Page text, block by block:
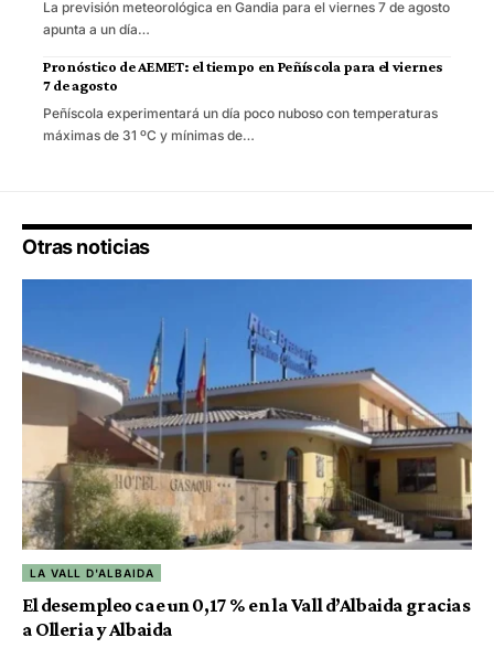
La previsión meteorológica en Gandia para el viernes 7 de agosto
apunta a un día…
Pronóstico de AEMET: el tiempo en Peñíscola para el viernes
7 de agosto
Peñíscola experimentará un día poco nuboso con temperaturas
máximas de 31 ºC y mínimas de…
Otras noticias
LA VALL D'ALBAIDA
El desempleo cae un 0,17 % en la Vall d’Albaida gracias
a Olleria y Albaida